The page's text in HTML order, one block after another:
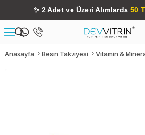
✨ 2 Adet ve Üzeri Alımlarda 50
Anasayfa Besin Takviyesi Vitamin &